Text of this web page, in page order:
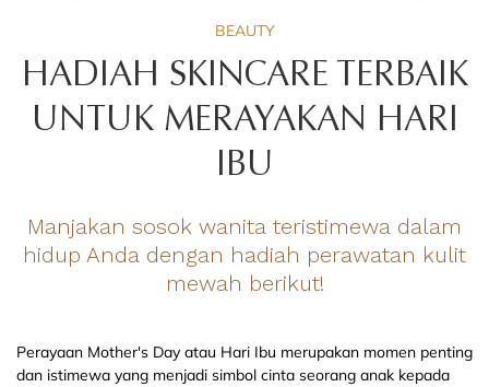
BEAUTY
HADIAH SKINCARE TERBAIK
UNTUK MERAYAKAN HARI
IBU
Manjakan sosok wanita teristimewa dalam
hidup Anda dengan hadiah perawatan kulit
mewah berikut!
Perayaan Mother's Day atau Hari Ibu merupakan momen penting
dan istimewa yang menjadi simbol cinta seorang anak kepada